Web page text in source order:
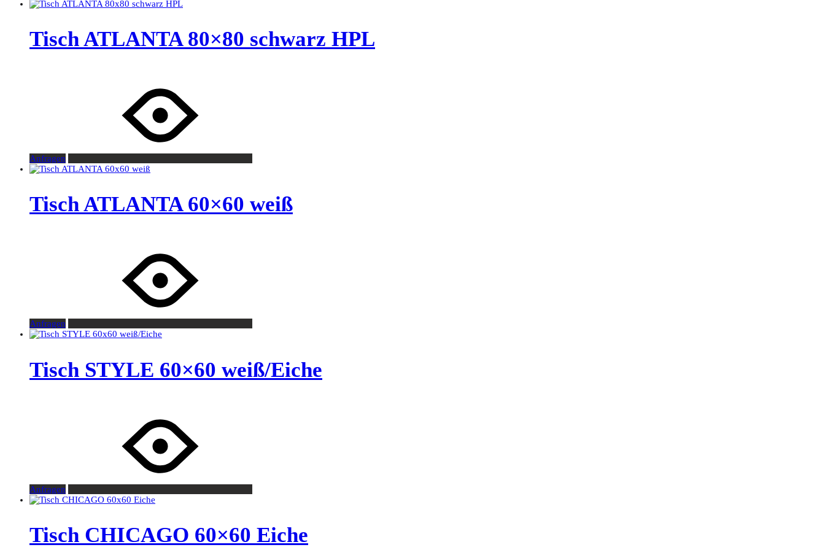
Tisch ATLANTA 80×80 schwarz HPL
Anfragen
Tisch ATLANTA 60×60 weiß
Anfragen
Tisch STYLE 60×60 weiß/Eiche
Anfragen
Tisch CHICAGO 60×60 Eiche